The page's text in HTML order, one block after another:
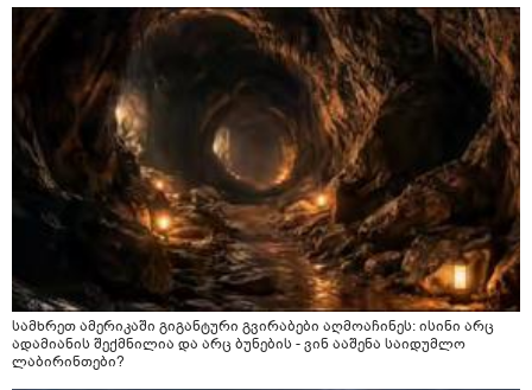
სამხრეთ ამერიკაში გიგანტური გვირაბები აღმოაჩინეს: ისინი არც
ადამიანის შექმნილია და არც ბუნების - ვინ ააშენა საიდუმლო
ლაბირინთები?